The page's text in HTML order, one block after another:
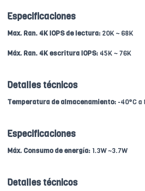
Especificaciones
Max. Ran. 4K IOPS de lectura: 20K ~ 68K
Máx. Ran. 4K escritura IOPS: 45K ~ 76K
Detalles técnicos
Temperatura de almacenamiento: -40°C a
Especificaciones
Máx. Consumo de energía: 1.3W ~3.7W
Detalles técnicos